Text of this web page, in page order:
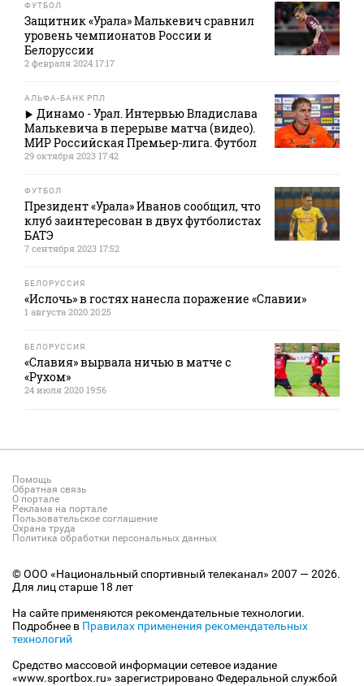
ФУТБОЛ
Защитник «Урала» Малькевич сравнил
уровень чемпионатов России и
Белоруссии
2 февраля 2024 17:17
АЛЬФА-БАНК РПЛ
Динамо - Урал. Интервью Владислава
Малькевича в перерыве матча (видео).
МИР Российская Премьер-лига. Футбол
29 октября 2023 17:42
ФУТБОЛ
Президент «Урала» Иванов сообщил, что
клуб заинтересован в двух футболистах
БАТЭ
7 сентября 2023 17:52
БЕЛОРУССИЯ
«Ислочь» в гостях нанесла поражение «Славии»
1 августа 2020 20:25
БЕЛОРУССИЯ
«Славия» вырвала ничью в матче с
«Рухом»
24 июля 2020 19:56
Помощь
Обратная связь
О портале
Реклама на портале
Пользовательское соглашение
Охрана труда
Политика обработки персональных данных
© ООО «Национальный спортивный телеканал» 2007 — 2026.
Для лиц старше 18 лет
На сайте применяются рекомендательные технологии.
Подробнее в Правилах применения рекомендательных
технологий
Средство массовой информации сетевое издание
«www.sportbox.ru» зарегистрировано Федеральной службой